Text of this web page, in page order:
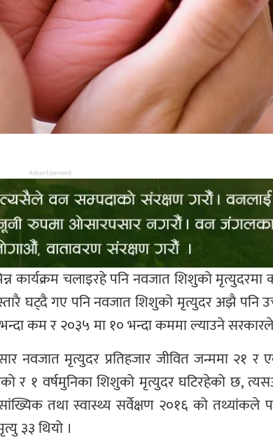
Advertisement
कार्यक्रम चलाइरहे पनि नवजात शिशुको
घट्दै गए पनि नवजात शिशुको मृत्युदर अझै पनि
कम र २०३५ मा १० भन्दा कममा ल्याउने सरकारले
नवजात मृत्युदर प्रतिहजार जीवित जन्ममा २१ र
र १ वर्षमुनिका शिशुको मृत्युदर घटिरहेको छ,
तथा स्वास्थ्य सर्वेक्षण २०१६ को तथ्यांकले
३३ थियो ।